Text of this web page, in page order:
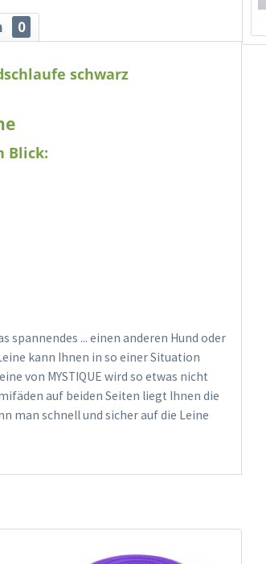
0
schwarz
Blick:
spannendes ... einen anderen Hund oder
kann Ihnen in so einer Situation
von MYSTIQUE wird so etwas nicht
auf beiden Seiten liegt Ihnen die
man schnell und sicher auf die Leine